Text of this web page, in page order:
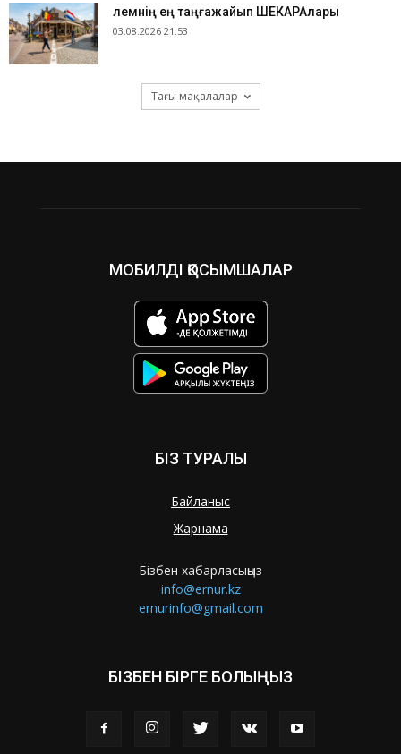
​Әлемнің ең таңғажайып ШЕКАРАлары
03.08.2026 21:53
Тағы мақалалар
МОБИЛДІ ҚОСЫМШАЛАР
БІЗ ТУРАЛЫ
Байланыс
Жарнама
Бізбен хабарласыңыз
info@ernur.kz
ernurinfo@gmail.com
БІЗБЕН БІРГЕ БОЛЫҢЫЗ